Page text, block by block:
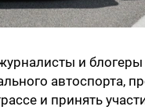
и
автоспорта,
и принять